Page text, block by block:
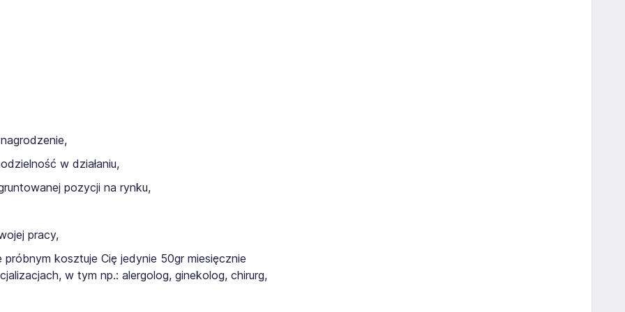
w działaniu,
pozycji na rynku,
pracy,
kosztuje Cię jedynie 50gr miesięcznie
w tym np.: alergolog, ginekolog, chirurg,